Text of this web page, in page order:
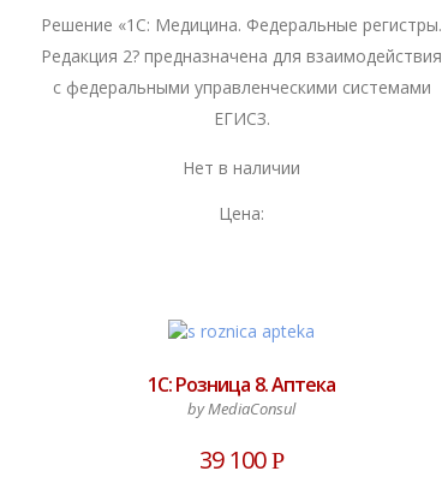
Решение «1С: Медицина. Федеральные регистры.
Редакция 2? предназначена для взаимодействия
с федеральными управленческими системами
ЕГИСЗ.
Нет в наличии
Цена:
1С: Розница 8. Аптека
by MediaConsul
39 100Р